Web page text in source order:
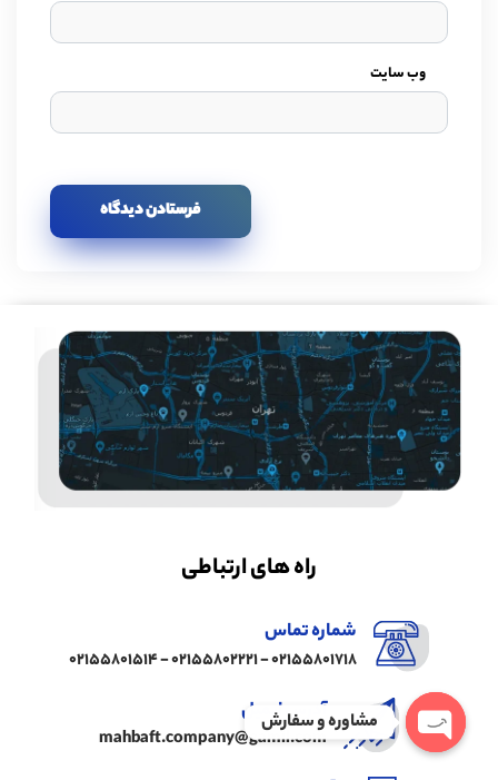
وب سایت
راه های ارتباطی
شماره تماس
02155801718 - 02155802221 - 02155801514
آدرس ایمیل
mahbaft.company@gamil.com
مشاوره و سفارش
Open chaty